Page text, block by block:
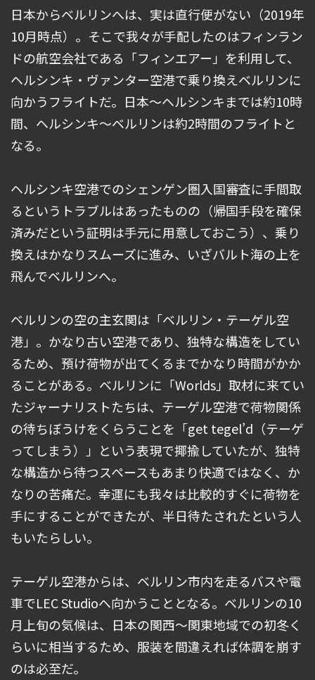
日本からベルリンへは、実は直行便がない（2019年
10月時点）。そこで我々が手配したのはフィンラン
ドの航空会社である「フィンエアー」を利用して、
ヘルシンキ・ヴァンター空港で乗り換えベルリンに
向かうフライトだ。日本～ヘルシンキまでは約10時
間、ヘルシンキ～ベルリンは約2時間のフライトと
なる。
ヘルシンキ空港でのシェンゲン圏入国審査に手間取
るというトラブルはあったものの（帰国手段を確保
済みだという証明は手元に用意しておこう）、乗り
換えはかなりスムーズに進み、いざバルト海の上を
飛んでベルリンへ。
ベルリンの空の主玄関は「ベルリン・テーゲル空
港」。かなり古い空港であり、独特な構造をしてい
るため、預け荷物が出てくるまでかなり時間がかか
ることがある。ベルリンに「Worlds」取材に来てい
たジャーナリストたちは、テーゲル空港で荷物関係
の待ちぼうけをくらうことを「get tegel’d（テーゲ
ってしまう）」という表現で揶揄していたが、独特
な構造から待つスペースもあまり快適ではなく、か
なりの苦痛だ。幸運にも我々は比較的すぐに荷物を
手にすることができたが、半日待たされたという人
もいたらしい。
テーゲル空港からは、ベルリン市内を走るバスや電
車でLEC Studioへ向かうこととなる。ベルリンの10
月上旬の気候は、日本の関西～関東地域での初冬く
らいに相当するため、服装を間違えれば体調を崩す
のは必至だ。